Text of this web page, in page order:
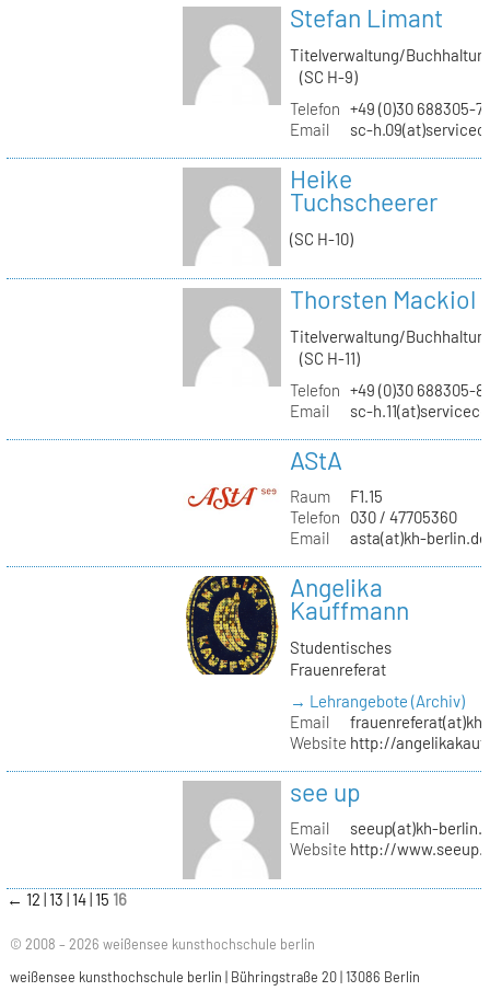
Stefan Limant
Titelverwaltung/
(SC H-9)
Telefon +49 (0)30 688305-
Email
sc-
Heike
Tuchscheerer
(SC H-10)
Thorsten Mackiol
Titelverwaltung/
(SC H-11)
Telefon +49 (0)30 688305-
Email
sc-
AStA
Raum
F1.15
Telefon
030 / 47705360
Email
asta(at)kh-berlin.de
Angelika
Kauffmann
Studentisches
Frauenreferat
→ Lehrangebote (Archiv)
Email
Website http://
see up
Email
seeup(at)kh-
Website http://
← 12 13 14 15 16
© 2008 – 2026 weißensee kunsthochschule berlin
weißensee kunsthochschule berlin | Bühringstraße 20 | 13086 Berlin